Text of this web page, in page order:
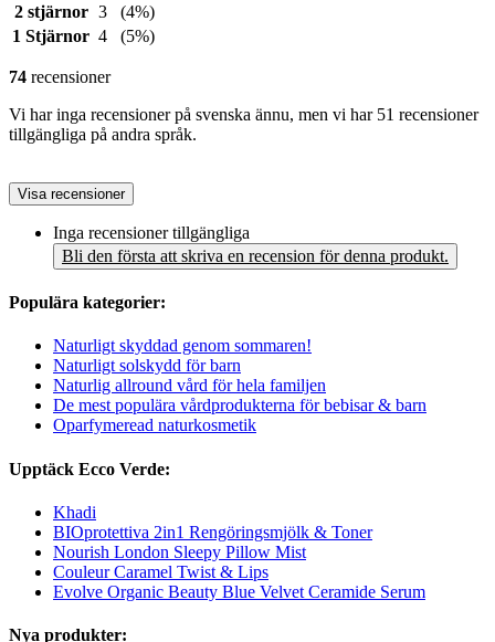
2 stjärnor 3
(4%)
1 Stjärnor 4 (5%)
74 recensioner
Vi har inga recensioner på svenska ännu, men vi har 51 recensioner
tillgängliga på andra språk.
Visa recensioner
Inga recensioner tillgängliga
Bli den första att skriva en recension för denna produkt.
Populära kategorier:
Naturligt skyddad genom sommaren!
Naturligt solskydd för barn
Naturlig allround vård för hela familjen
De mest populära vårdprodukterna för bebisar & barn
Oparfymeread naturkosmetik
Upptäck Ecco Verde:
Khadi
BIOprotettiva 2in1 Rengöringsmjölk & Toner
Nourish London Sleepy Pillow Mist
Couleur Caramel Twist & Lips
Evolve Organic Beauty Blue Velvet Ceramide Serum
Nya produkter: